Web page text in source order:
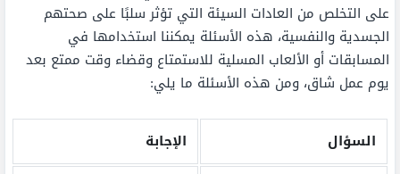
على التخلص من العادات السيئة التي تؤثر سلبًا على صحتهم
الجسدية والنفسية، هذه الأسئلة يمكننا استخدامها في
المسابقات أو الألعاب المسلية للاستمتاع وقضاء وقت ممتع بعد
يوم عمل شاق، ومن هذه الأسئلة ما يلي:
السؤال
الإجابة